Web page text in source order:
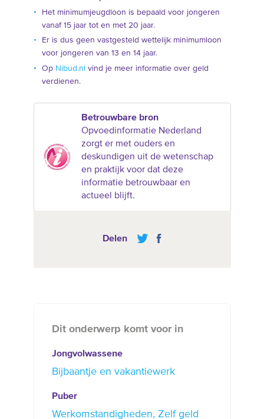
Het minimumjeugdloon is bepaald voor jongeren
vanaf 15 jaar tot en met 20 jaar.
Er is dus geen vastgesteld wettelijk minimumloon
voor jongeren van 13 en 14 jaar.
Op Nibud.nl vind je meer informatie over geld
verdienen.
Betrouwbare bron
Opvoedinformatie Nederland
zorgt er met ouders en
deskundigen uit de wetenschap
en praktijk voor dat deze
informatie betrouwbaar en
actueel blijft.
Delen
Dit onderwerp komt voor in
Jongvolwassene
Bijbaantje en vakantiewerk
Puber
Werkomstandigheden Zelf geld